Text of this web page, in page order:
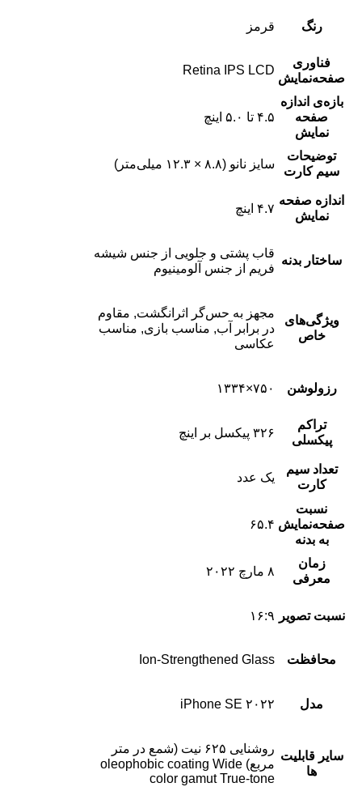
رنگ قرمز
فناوری
صفحه‌نمایش
Retina IPS LCD
بازه‌ی اندازه
صفحه
نمایش
۴.۵ تا ۵.۰ اینچ
توضیحات
سیم کارت
سایز نانو (۸.۸ × ۱۲.۳ میلی‌متر)
اندازه صفحه
نمایش
۴.۷ اینچ
ساختار بدنه
قاب پشتی و جلویی از جنس شیشه
فریم از جنس آلومینیوم
ویژگی‌های
خاص
مجهز به حس‌گر اثرانگشت, مقاوم
در برابر آب, مناسب بازی, مناسب
عکاسی
رزولوشن ۷۵۰×۱۳۳۴
تراکم
پیکسلی
۳۲۶ پیکسل بر اینچ
تعداد سیم
کارت
یک عدد
نسبت
صفحه‌نمایش
به بدنه
۶۵.۴
زمان
معرفی
۸ مارچ ۲۰۲۲
نسبت تصویر ۱۶:۹
محافظت Ion-Strengthened Glass
مدل iPhone SE ۲۰۲۲
سایر قابلیت
ها
روشنایی ۶۲۵ نیت (شمع در متر
مربع) oleophobic coating Wide
color gamut True-tone